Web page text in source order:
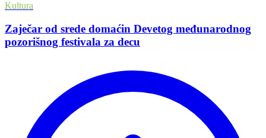
Kultura
Zaječar od srede domaćin Devetog međunarodnog
pozorišnog festivala za decu